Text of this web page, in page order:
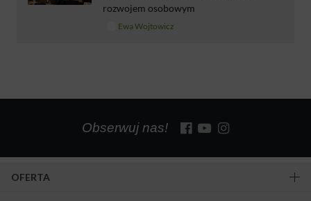
rozwojem osobowym
Ewa Wojtowicz
Obserwuj nas!
OFERTA